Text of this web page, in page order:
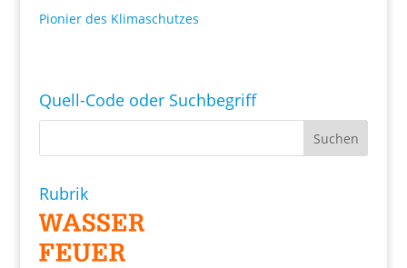
Pionier des Klimaschutzes
Quell-Code oder Suchbegriff
Rubrik